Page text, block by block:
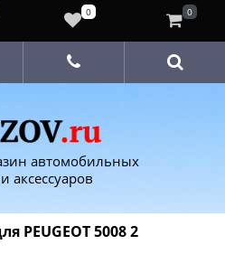
автомобильных
аксессуаров
PEUGEOT 5008 2
0 0